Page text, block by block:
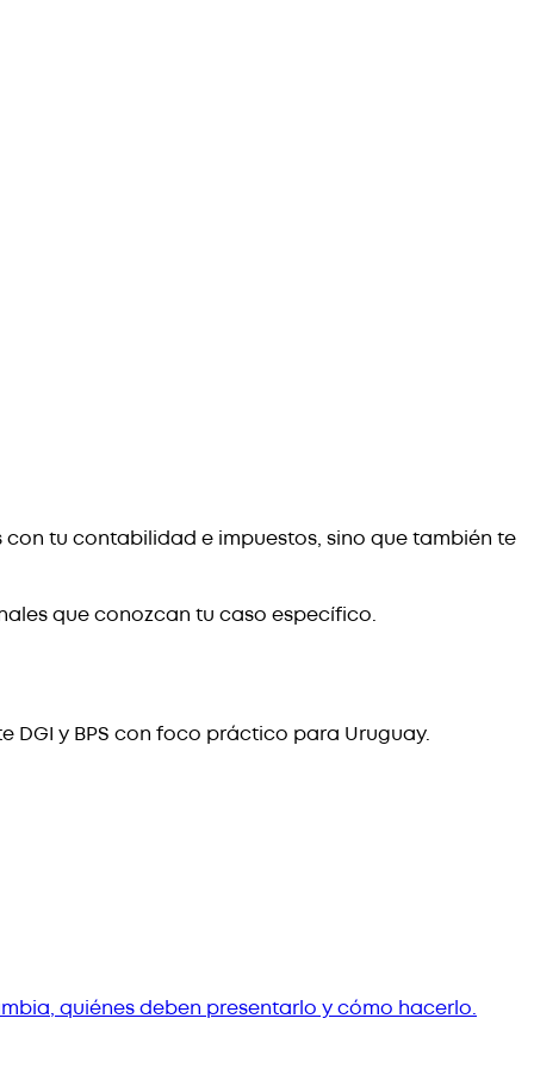
tu contabilidad e impuestos, sino que también te
que conozcan tu caso específico.
y BPS con foco práctico para Uruguay.
quiénes deben presentarlo y cómo hacerlo.